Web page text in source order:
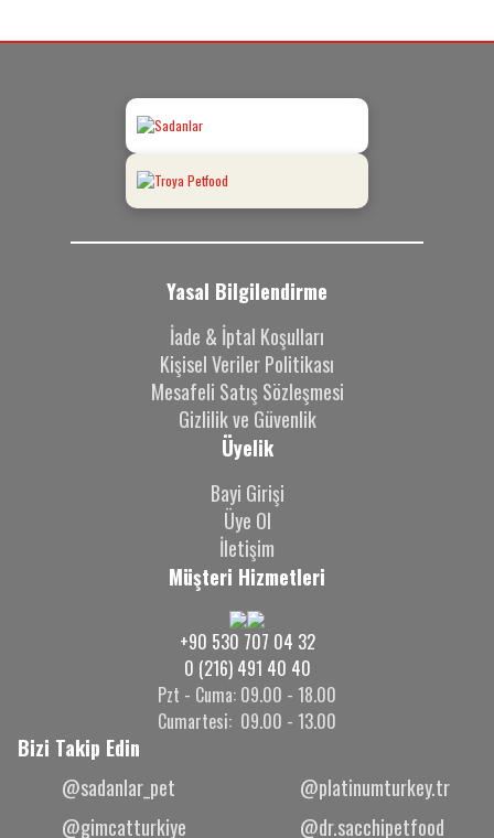
Yasal Bilgilendirme
İade & İptal Koşulları
Kişisel Veriler Politikası
Mesafeli Satış Sözleşmesi
Gizlilik ve Güvenlik
Üyelik
Bayi Girişi
Üye Ol
İletişim
Müşteri Hizmetleri
+90 530 707 04 32
0 (216) 491 40 40
Pzt - Cuma: 09.00 - 18.00
Cumartesi: 09.00 - 13.00
Bizi Takip Edin
@sadanlar_pet
@platinumturkey.tr
@gimcatturkiye
@dr.sacchipetfood